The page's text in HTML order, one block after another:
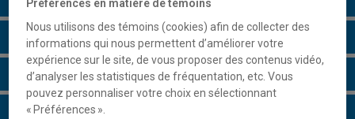
Conditions d'admission
Cours à suivre et horaires
Grille de cheminement
Préférences en matière de témoins
Nous utilisons des témoins (cookies) afin de collecter des
informations qui nous permettent d’améliorer votre
expérience sur le site, de vous proposer des contenus vidéo,
d’analyser les statistiques de fréquentation, etc. Vous
pouvez personnaliser votre choix en sélectionnant
« Préférences ».